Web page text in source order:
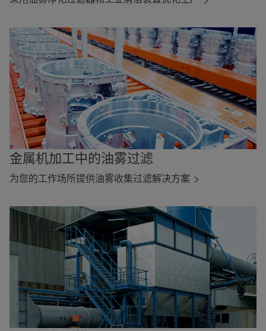
金属机加工中的油雾过滤
为您的工作场所提供油雾收集过滤解决方案